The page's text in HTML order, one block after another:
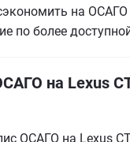
на ОСАГО
по более
на Lexus
ОСАГО на Lexus